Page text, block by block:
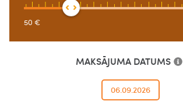
50 €
MAKSĀJUMA DATUMS
06.09.2026